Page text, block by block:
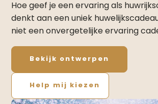
Hoe geef je een ervaring als
denkt aan een uniek
niet een onvergetelijke ervaring
Bekijk ontwerpen
Help mij kiezen